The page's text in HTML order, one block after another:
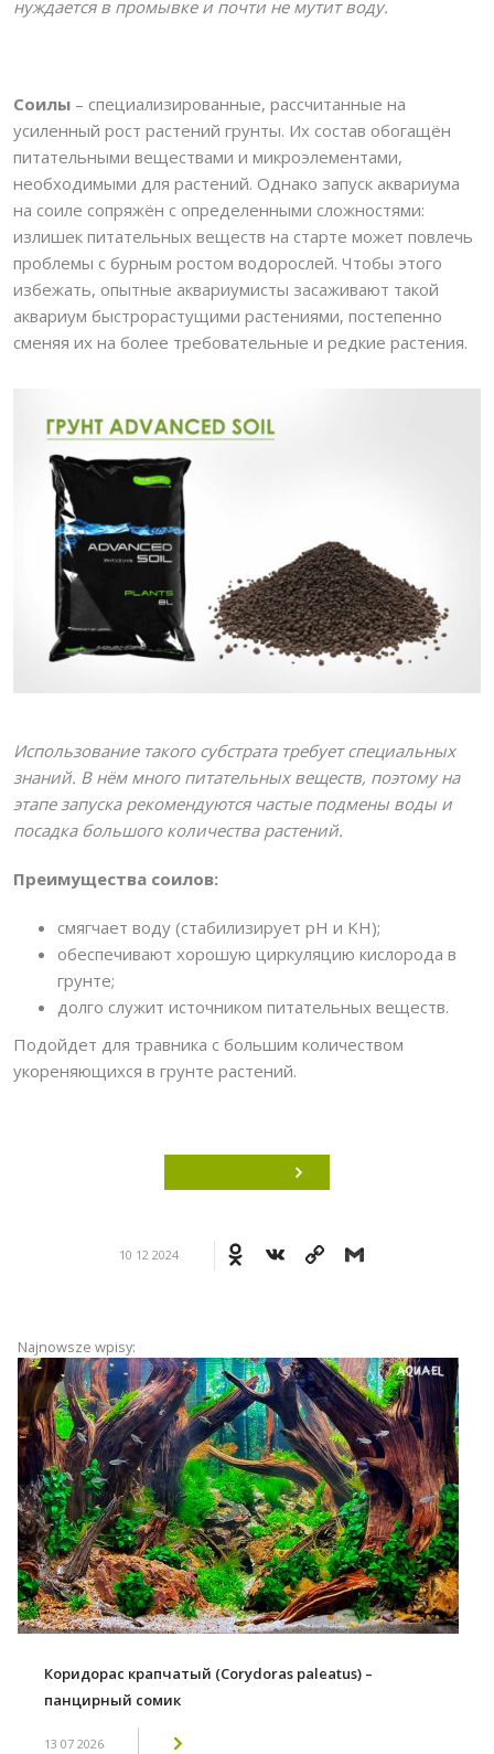
нуждается в промывке и почти не мутит воду.
Соилы – специализированные, рассчитанные на
усиленный рост растений грунты. Их состав обогащён
питательными веществами и микроэлементами,
необходимыми для растений. Однако запуск аквариума
на соиле сопряжён с определенными сложностями:
излишек питательных веществ на старте может повлечь
проблемы с бурным ростом водорослей. Чтобы этого
избежать, опытные аквариумисты засаживают такой
аквариум быстрорастущими растениями, постепенно
сменяя их на более требовательные и редкие растения.
Использование такого субстрата требует специальных
знаний. В нём много питательных веществ, поэтому на
этапе запуска рекомендуются частые подмены воды и
посадка большого количества растений.
Преимущества соилов:
смягчает воду (стабилизирует pH и KH);
обеспечивают хорошую циркуляцию кислорода в
грунте;
долго служит источником питательных веществ.
Подойдет для травника с большим количеством
укореняющихся в грунте растений.
10 12 2024 Odnoklassniki
VK
Copy
Najnowsze wpisy:
Коридорас крапчатый (Corydoras paleatus) –
панцирный сомик
13 07 2026